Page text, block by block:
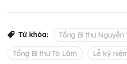
Từ khóa: Tổng Bí thư Nguyễn
Tổng Bí thư Tô Lâm Lễ kỷ